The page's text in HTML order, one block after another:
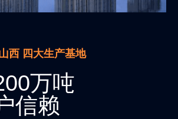
西 四大生产基地
万吨
信赖